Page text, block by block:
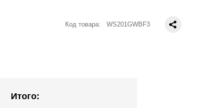
Код товара: WS201GWBF3
Итого: